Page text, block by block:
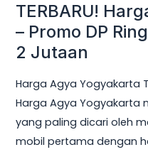
TERBARU!
– Promo DP
2 Jutaan
Harga Agya Yogyakarta
Harga Agya Yogyakarta
yang paling dicari oleh
mobil pertama dengan
2
Jutaan